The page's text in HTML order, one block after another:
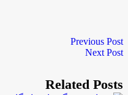
Previous Post
Next Post
Related Posts